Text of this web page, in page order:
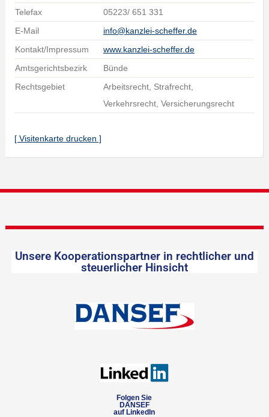
Telefax
05223/ 651 331
E-Mail
info@kanzlei-scheffer.de
Kontakt/Impressum
www.kanzlei-scheffer.de
Amtsgerichtsbezirk
Bünde
Rechtsgebiet
Arbeitsrecht, Strafrecht,
Verkehrsrecht, Versicherungsrecht
[ Visitenkarte drucken ]
Unsere Kooperationspartner in rechtlicher und
steuerlicher Hinsicht
Folgen Sie
DANSEF
auf LinkedIn